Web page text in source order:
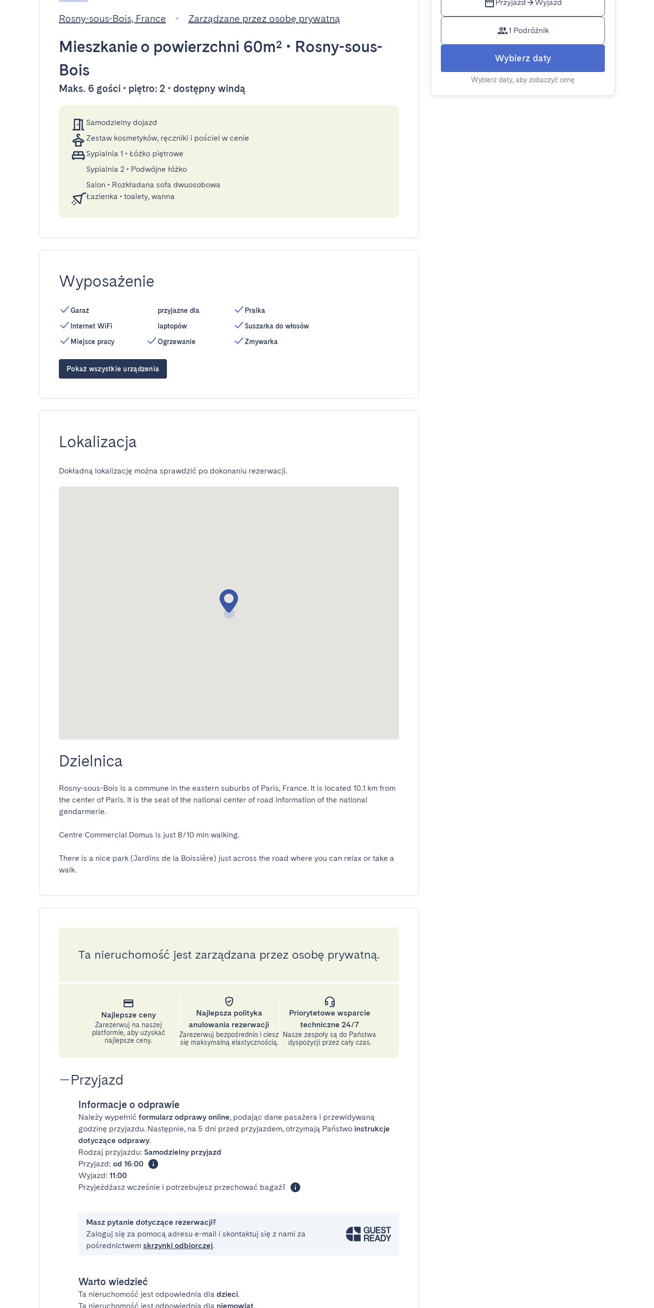
Rosny-sous-Bois, France Zarządzane przez osobę prywatną
Mieszkanie o powierzchni 60m² • Rosny-sous-
Bois
Maks. 6 gości • piętro: 2 • dostępny windą
Samodzielny dojazd
Zestaw kosmetyków, ręczniki i pościel w cenie
Sypialnia 1 • Łóżko piętrowe
Sypialnia 2 • Podwójne łóżko
Salon • Rozkładana sofa dwuosobowa
Łazienka • toalety, wanna
Wyposażenie
Garaż
Internet WiFi
Miejsce pracy
przyjazne dla
laptopów
Ogrzewanie
Pralka
Suszarka do włosów
Zmywarka
Pokaż wszystkie urządzenia
Lokalizacja
Dokładną lokalizację można sprawdzić po dokonaniu rezerwacji.
Dzielnica
Rosny-sous-Bois is a commune in the eastern suburbs of Paris, France. It is located 10.1 km from
the center of Paris. It is the seat of the national center of road information of the national
gendarmerie.
Centre Commercial Domus is just 8/10 min walking.
There is a nice park (Jardins de la Boissière) just across the road where you can relax or take a
walk.
Ta nieruchomość jest zarządzana przez osobę prywatną.
Najlepsze ceny
Zarezerwuj na naszej
platformie, aby uzyskać
najlepsze ceny.
Najlepsza polityka
anulowania rezerwacji
Zarezerwuj bezpośrednio i ciesz
się maksymalną elastycznością.
Priorytetowe wsparcie
techniczne 24/7
Nasze zespoły są do Państwa
dyspozycji przez cały czas.
Przyjazd
Informacje o odprawie
Należy wypełnić formularz odprawy online, podając dane pasażera i przewidywaną
godzinę przyjazdu. Następnie, na 5 dni przed przyjazdem, otrzymają Państwo instrukcje
dotyczące odprawy.
Rodzaj przyjazdu: Samodzielny przyjazd
Przyjazd: od 16:00
Wyjazd: 11:00
Przyjeżdżasz wcześnie i potrzebujesz przechować bagaż?
Masz pytanie dotyczące rezerwacji?
Zaloguj się za pomocą adresu e-mail i skontaktuj się z nami za
pośrednictwem skrzynki odbiorczej.
Warto wiedzieć
Ta nieruchomość jest odpowiednia dla dzieci.
Ta nieruchomość jest odpowiednia dla niemowląt.
Przyjazd Wyjazd
1 Podróżnik
Wybierz daty
Wybierz daty, aby zobaczyć cenę